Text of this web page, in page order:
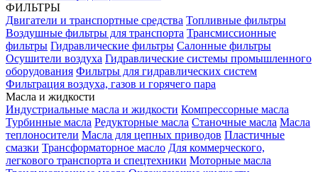
ФИЛЬТРЫ
Двигатели и транспортные средства Топливные фильтры
Воздушные фильтры для транспорта Трансмиссионные
фильтры Гидравлические фильтры Салонные фильтры
Осушители воздуха Гидравлические системы промышленного
оборудования Фильтры для гидравлических систем
Фильтрация воздуха, газов и горячего пара
Масла и жидкости
Индустриальные масла и жидкости Компрессорные масла
Турбинные масла Редукторные масла Станочные масла Масла
теплоносители Масла для цепных приводов Пластичные
смазки Трансформаторное масло Для коммерческого,
легкового транспорта и спецтехники Моторные масла